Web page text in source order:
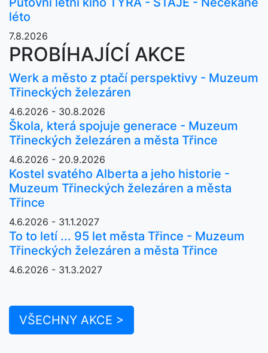
léto
7.8.2026
PROBÍHAJÍCÍ AKCE
Werk a město z ptačí perspektivy - Muzeum
Třineckých železáren
4.6.2026 - 30.8.2026
Škola, která spojuje generace - Muzeum
Třineckých železáren a města Třince
4.6.2026 - 20.9.2026
Kostel svatého Alberta a jeho historie -
Muzeum Třineckých železáren a města
Třince
4.6.2026 - 31.1.2027
To to letí ... 95 let města Třince - Muzeum
Třineckých železáren a města Třince
4.6.2026 - 31.3.2027
VŠECHNY AKCE >